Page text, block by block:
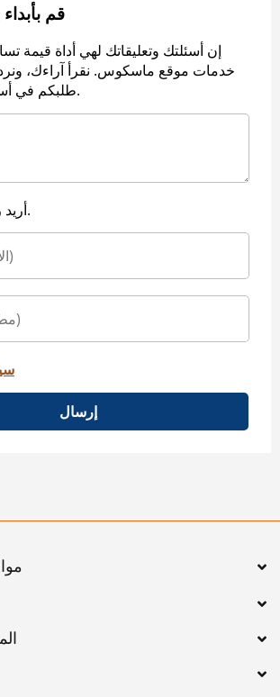
قم
إن أسئلتك وتعليقاتك لهي أداة قيمة
خدمات موقع ماسكوس. نقرأ آراءك، ونرد
طلبكم في أسرع وقت ممكن.
أريد ردًا على رأيي.
إرسال